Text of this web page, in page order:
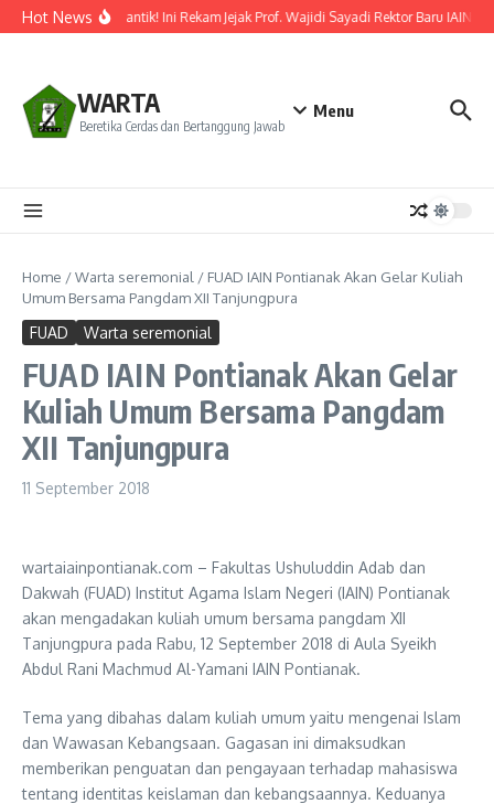
Lewati ke konten
Hot NewsResmi Dilantik! Ini Rekam Jejak Prof. Wajidi Sayadi Rektor Baru IAIN
WARTA
Beretika Cerdas dan Bertanggung Jawab
Menu
Home /Warta seremonial / FUAD IAIN Pontianak Akan Gelar Kuliah
Umum Bersama Pangdam XII Tanjungpura
FUAD Warta seremonial
FUAD IAIN Pontianak Akan Gelar
Kuliah Umum Bersama Pangdam
XII Tanjungpura
11 September 2018
wartaiainpontianak.com – Fakultas Ushuluddin Adab dan
Dakwah (FUAD) Institut Agama Islam Negeri (IAIN) Pontianak
akan mengadakan kuliah umum bersama pangdam XII
Tanjungpura pada Rabu, 12 September 2018 di Aula Syeikh
Abdul Rani Machmud Al-Yamani IAIN Pontianak.
Tema yang dibahas dalam kuliah umum yaitu mengenai Islam
dan Wawasan Kebangsaan. Gagasan ini dimaksudkan
memberikan penguatan dan pengayaan terhadap mahasiswa
tentang identitas keislaman dan kebangsaannya. Keduanya